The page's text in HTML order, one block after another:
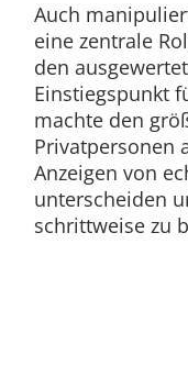
Auch
eine zentrale
den
Einstiegspunkt
machte den
Privatpersonen
Anzeigen von
unterscheiden
schrittweise zu